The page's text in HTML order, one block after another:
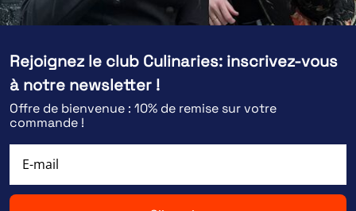
Rejoignez le club Culinaries: inscrivez-vous
à notre newsletter !
Offre de bienvenue : 10% de remise sur votre
commande !